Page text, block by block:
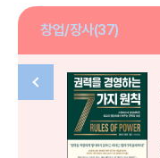
창업/장사(37)